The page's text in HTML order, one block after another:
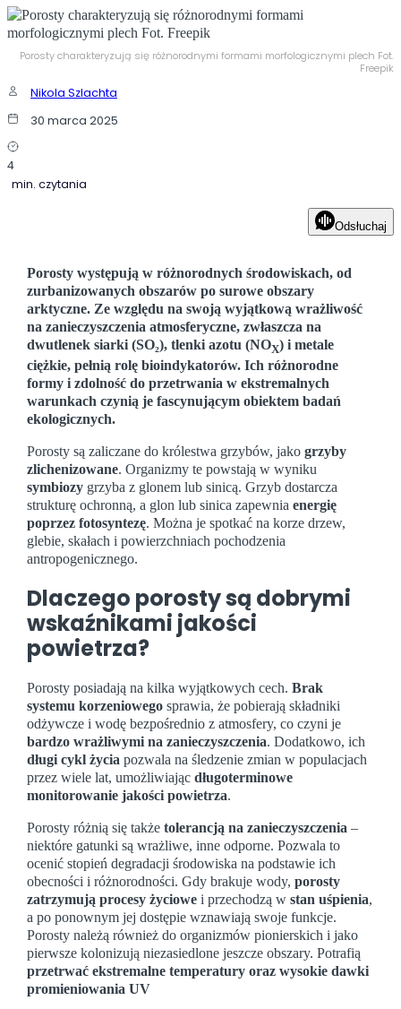
Porosty charakteryzują się różnorodnymi formami morfologicznymi plech Fot.
Freepik
Nikola Szlachta
30 marca 2025
4
min. czytania
Odsłuchaj
Porosty występują w różnorodnych środowiskach, od
zurbanizowanych obszarów po surowe obszary
arktyczne. Ze względu na swoją wyjątkową wrażliwość
na zanieczyszczenia atmosferyczne, zwłaszcza na
dwutlenek siarki (SO₂), tlenki azotu (NOX) i metale
ciężkie, pełnią rolę bioindykatorów. Ich różnorodne
formy i zdolność do przetrwania w ekstremalnych
warunkach czynią je fascynującym obiektem badań
ekologicznych.
Porosty są zaliczane do królestwa grzybów, jako grzyby
zlichenizowane. Organizmy te powstają w wyniku
symbiozy grzyba z glonem lub sinicą. Grzyb dostarcza
strukturę ochronną, a glon lub sinica zapewnia energię
poprzez fotosyntezę. Można je spotkać na korze drzew,
glebie, skałach i powierzchniach pochodzenia
antropogenicznego.
Dlaczego porosty są dobrymi
wskaźnikami jakości
powietrza?
Porosty posiadają na kilka wyjątkowych cech. Brak
systemu korzeniowegosprawia, że pobierają składniki
odżywcze i wodę bezpośrednio z atmosfery, co czyni je
bardzo wrażliwymi na zanieczyszczenia. Dodatkowo, ich
długi cykl życia pozwala na śledzenie zmian w populacjach
przez wiele lat, umożliwiając długoterminowe
monitorowanie jakości powietrza.
Porosty różnią się także tolerancją na zanieczyszczenia –
niektóre gatunki są wrażliwe, inne odporne. Pozwala to
ocenić stopień degradacji środowiska na podstawie ich
obecności i różnorodności. Gdy brakuje wody, porosty
zatrzymują procesy życiowei przechodzą w stan uśpienia,
a po ponownym jej dostępie wznawiają swoje funkcje.
Porosty należą również do organizmów pionierskich i jako
pierwsze kolonizują niezasiedlone jeszcze obszary. Potrafią
przetrwać ekstremalne temperatury oraz wysokie dawki
promieniowania UV